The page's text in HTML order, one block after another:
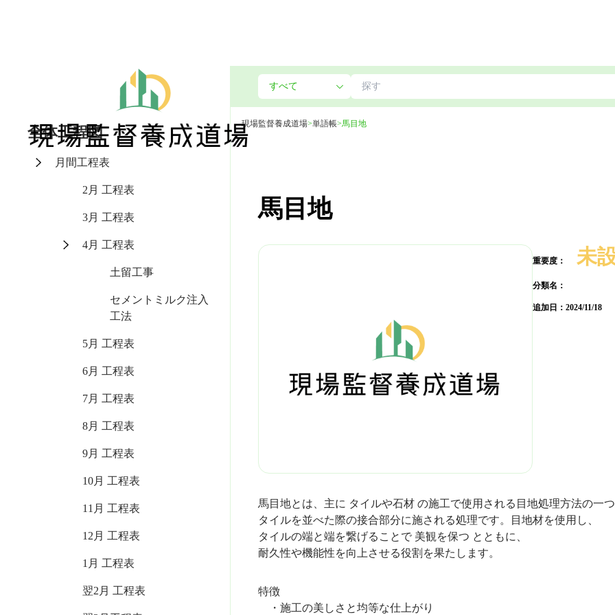
全体工程図
月間工程表
2月 工程表
3月 工程表
4月 工程表
土留工事
セメントミルク注入
工法
5月 工程表
6月 工程表
7月 工程表
8月 工程表
9月 工程表
10月 工程表
11月 工程表
12月 工程表
1月 工程表
翌2月 工程表
現場監督養成道場>単語帳>馬目地
馬目地
重要度： 未
分類名：
追加日： 2024/11/18
馬目地とは、主に タイルや石材 の施工で使用される目地処理方法の一
タイルを並べた際の接合部分に施される処理です。目地材を使用し、
タイルの端と端を繋げることで 美観を保つ とともに、
耐久性や機能性を向上させる役割を果たします。
特徴
・施工の美しさと均等な仕上がり